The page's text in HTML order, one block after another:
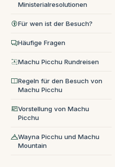
Ministerialresolutionen
Für wen ist der Besuch?
Häufige Fragen
Machu Picchu Rundreisen
Regeln für den Besuch von
Machu Picchu
Vorstellung von Machu
Picchu
Wayna Picchu und Machu
Mountain